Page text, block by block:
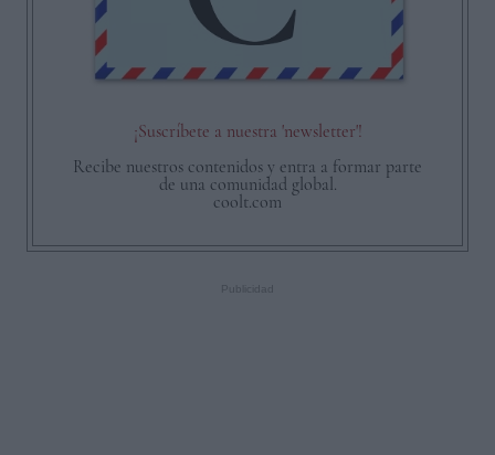
¡Suscríbete a nuestra 'newsletter'!
Recibe nuestros contenidos y entra a formar parte
de una comunidad global.
coolt.com